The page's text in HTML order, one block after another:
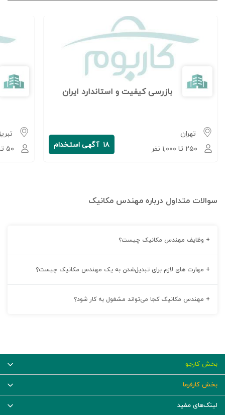
بازرسی کیفیت و استاندارد ایران
تهران
۲۵۰ تا ۱,۰۰۰ نفر
۱۸ آگهی استخدام
۵۰ تا ۲۵۰ نفر
سوالات متداول درباره مهندس مکانیک
+ وظایف مهندس مکانیک چیست؟
+ مهارت های لازم برای تبدیل‌شدن به یک مهندس مکانیک چیست؟
+ مهندس مکانیک کجا می‌تواند مشغول به کار شود؟
بخش کارجو
بخش کارفرما
لینک‌های مفید